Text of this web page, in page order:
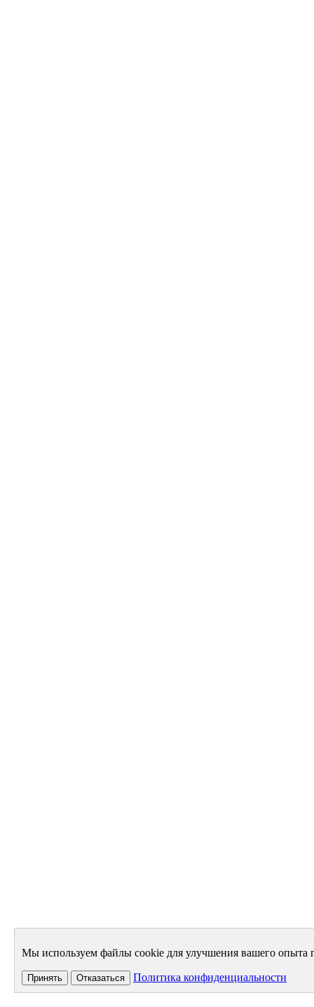
Мы используем файлы cookie для улучшения вашего опыта
Принять Отказаться Политика конфиденциальности